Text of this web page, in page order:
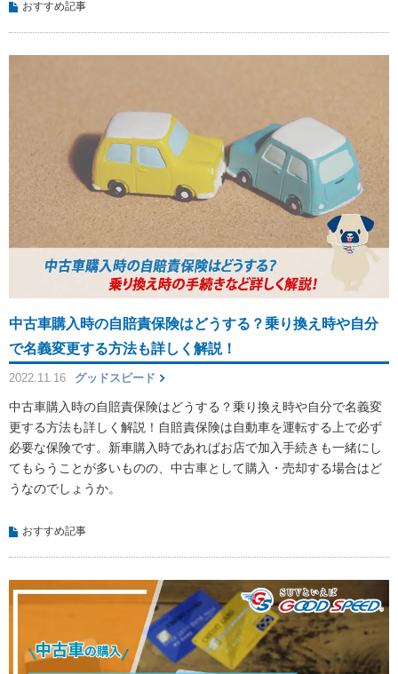
おすすめ記事
中古車購入時の自賠責保険はどうする？乗り換え時や自分
で名義変更する方法も詳しく解説！
2022.11.16 グッドスピード
中古車購入時の自賠責保険はどうする？乗り換え時や自分で名義変
更する方法も詳しく解説！自賠責保険は自動車を運転する上で必ず
必要な保険です。新車購入時であればお店で加入手続きも一緒にし
てもらうことが多いものの、中古車として購入・売却する場合はど
うなのでしょうか。
おすすめ記事